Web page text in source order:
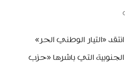
«التيار الوطني الحر»
التي باشرها «حزب